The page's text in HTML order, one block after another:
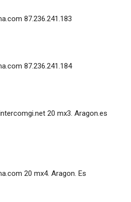
87.236.241.183
87.236.241.184
20 mx3. Aragon.es
20 mx4. Aragon. Es